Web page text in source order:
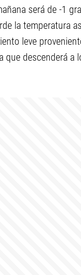
será de -1
la temperatura
leve
descenderá a